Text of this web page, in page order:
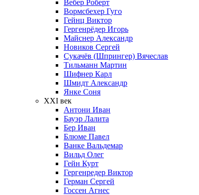
Вебер Роберт
Вормсбехер Гуго
Гейнц Виктор
Гергенрёдер Игорь
Майснер Александр
Новиков Сергей
Сукачёв (Шпрингер) Вячеслав
Тильманн Мартин
Шифнер Карл
Шмидт Александр
Янке Соня
XXI век
Антони Иван
Бауэр Лалита
Бер Иван
Блюме Павел
Ванке Вальдемар
Вильд Олег
Гейн Курт
Гергенредер Виктор
Герман Сергей
Госсен Агнес